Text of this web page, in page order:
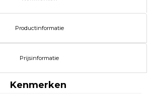
Productinformatie
Prijsinformatie
Kenmerken